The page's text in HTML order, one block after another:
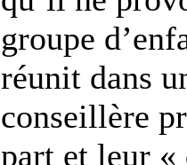
groupe
réunit dans
conseillère
part et leur «